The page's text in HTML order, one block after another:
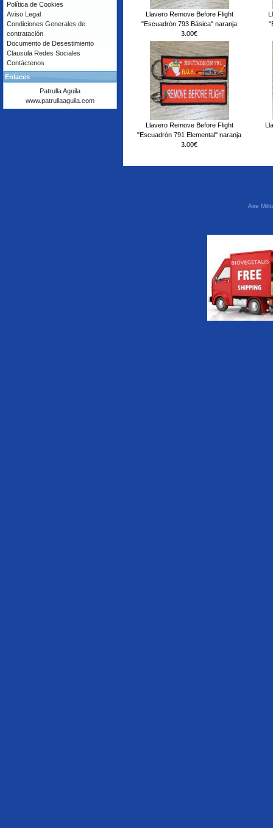
Llavero Remove Before Flight
"Escuadrón 793 Básica" naranja
3.00€
Llavero Remove Before Flight
"Escuadrón 791 Elemental" naranja
3.00€
Política de Cookies
Aviso Legal
Condiciones Generales de
contratación
Documento de Desestimiento
Clausula Redes Sociales
Contáctenos
Enlaces
Patrulla Aguila
www.patrullaaguila.com
Aire